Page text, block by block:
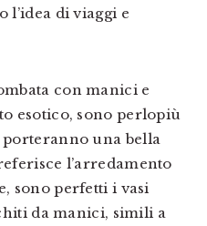
di viaggi e
con manici e
esotico, sono perlopiù
porteranno una bella
l’arredamento
sono perfetti i vasi
da manici, simili a